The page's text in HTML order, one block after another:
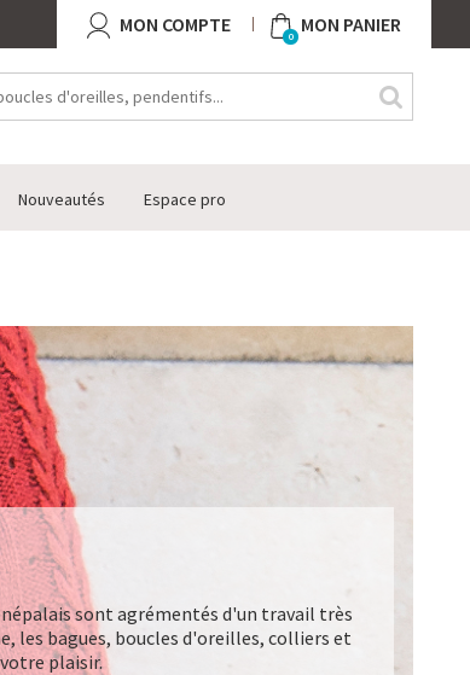
MON COMPTE 0 MON PANIER
Nouveautés Espace pro
sont agrémentés d'un travail très
les bagues, boucles d'oreilles, colliers et
plaisir.